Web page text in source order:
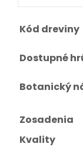
Kód dreviny
Dostupné
Botanický
Zosadenia
Kvality